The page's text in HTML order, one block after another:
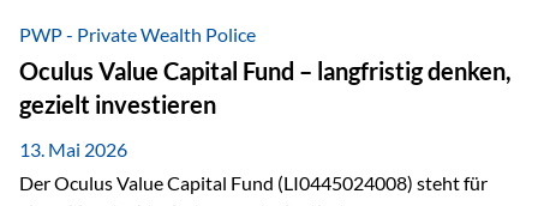
klassischer „Sicherheitsanker“ gilt, bieten Silber, Platin und
Palladium zusätzlich die Chance, von technologischen
Entwicklungen zu profitieren. Die Nachfrage entsteht nicht
nur durch Anleger, sondern vor allem durch die Industrie.
Gerade in…
PWP - Private Wealth Police
Oculus Value Capital Fund – langfristig denken,
gezielt investieren
13. Mai 2026
Der Oculus Value Capital Fund (LI0445024008) steht für